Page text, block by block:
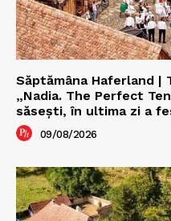
Săptămâna Haferland |
„Nadia. The Perfect
săseşti, în ultima zi a
09/08/2026